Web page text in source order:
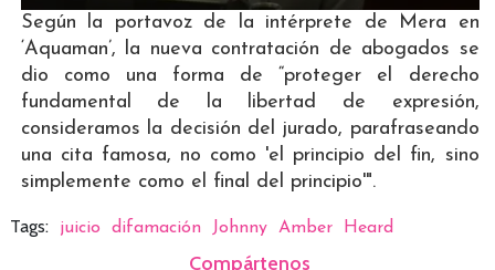
Según la portavoz de la intérprete de Mera en
‘Aquaman’, la nueva contratación de abogados se
dio como una forma de “proteger el derecho
fundamental de la libertad de expresión,
consideramos la decisión del jurado, parafraseando
una cita famosa, no como 'el principio del fin, sino
simplemente como el final del principio'".
Tags: juicio difamación Johnny Amber Heard
Compártenos